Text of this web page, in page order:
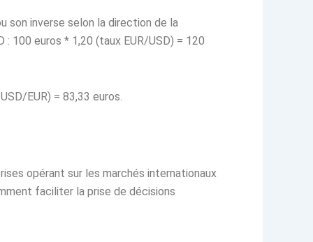
son inverse selon la direction de la
100 euros * 1,20 (taux EUR/USD) = 120
EUR) = 83,33 euros.
opérant sur les marchés internationaux
faciliter la prise de décisions